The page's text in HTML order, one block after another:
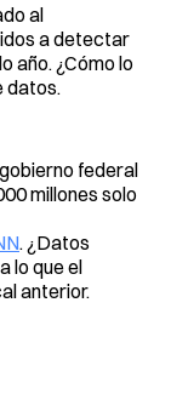
al
a detectar
año. ¿Cómo lo
datos.
federal
millones solo
. ¿Datos
lo que el
anterior.